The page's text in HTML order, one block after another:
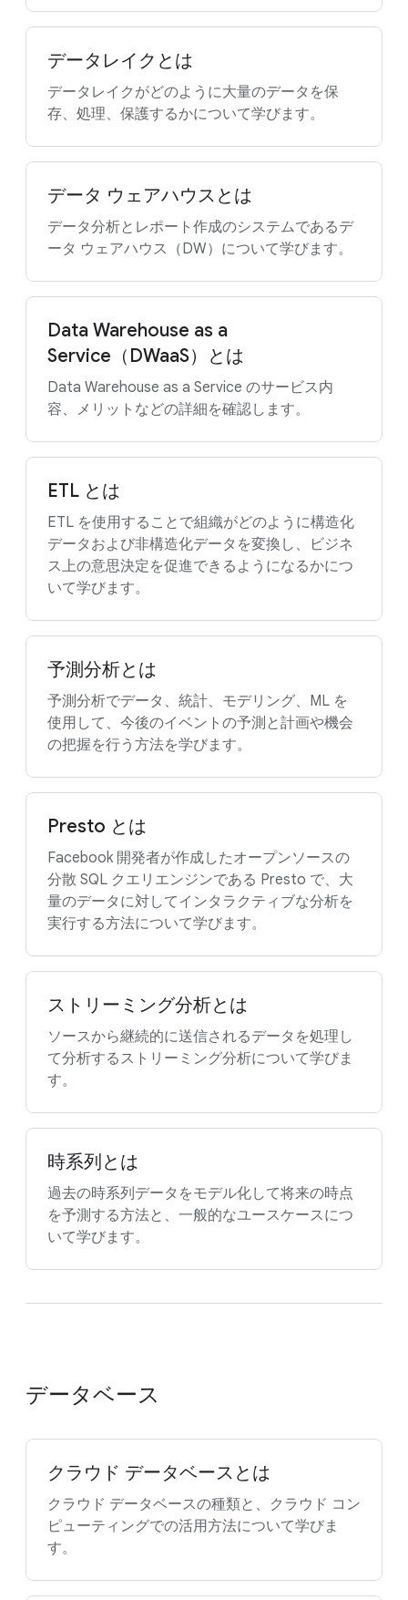
データレイクとは
データレイクがどのように大量のデータを保
存、処理、保護するかについて学びます。
データ ウェアハウスとは
データ分析とレポート作成のシステムであるデ
ータ ウェアハウス（DW）について学びます。
Data Warehouse as a
Service（DWaaS）とは
Data Warehouse as a Service のサービス内
容、メリットなどの詳細を確認します。
ETL とは
ETL を使用することで組織がどのように構造化
データおよび非構造化データを変換し、ビジネ
ス上の意思決定を促進できるようになるかにつ
いて学びます。
予測分析とは
予測分析でデータ、統計、モデリング、ML を
使用して、今後のイベントの予測と計画や機会
の把握を行う方法を学びます。
Presto とは
Facebook 開発者が作成したオープンソースの
分散 SQL クエリエンジンである Presto で、大
量のデータに対してインタラクティブな分析を
実行する方法について学びます。
ストリーミング分析とは
ソースから継続的に送信されるデータを処理し
て分析するストリーミング分析について学びま
す。
時系列とは
過去の時系列データをモデル化して将来の時点
を予測する方法と、一般的なユースケースにつ
いて学びます。
データベース
クラウド データベースとは
クラウド データベースの種類と、クラウド コン
ピューティングでの活用方法について学びま
す。